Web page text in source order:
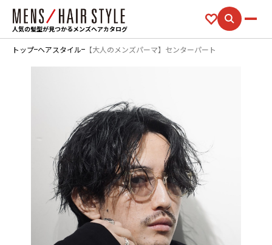
人気の髪型が見つかるメンズヘアカタログ
トップ ヘアスタイル 【大人のメンズパーマ】センターパート